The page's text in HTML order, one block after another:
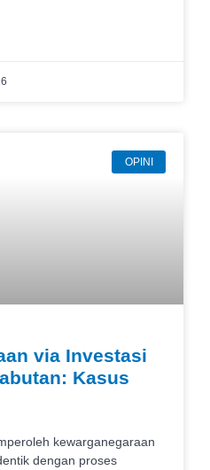
OPINI
via Investasi
Kasus
kewarganegaraan
dengan proses